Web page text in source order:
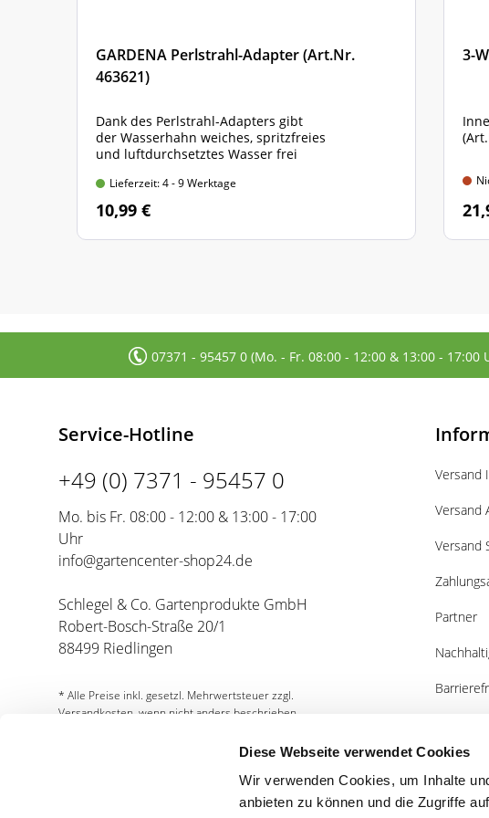
Diese Webseite verwendet Cookies
Wir verwenden Cookies, um Inhalte
anbieten zu können und die Zugriffe
GARDENA Perlstrahl-Adapter (Art.Nr.
463621)
Dank des Perlstrahl-Adapters gibt
der Wasserhahn weiches, spritzfreies
und luftdurchsetztes Wasser frei
Lieferzeit: 4 - 9 Werktage
10,99 €
3-
07371 - 95457 0 (Mo. - Fr. 08:00 - 12:00 & 13:00 - 17:00
Service-Hotline
+49 (0) 7371 - 95457 0
Mo. bis Fr. 08:00 - 12:00 & 13:00 - 17:00
Uhr
info@gartencenter-shop24.de
Schlegel & Co. Gartenprodukte GmbH
Robert-Bosch-Straße 20/1
88499 Riedlingen
* Alle Preise inkl. gesetzl. Mehrwertsteuer zzgl.
Versandkosten, wenn nicht anders beschrieben.
Versand
Versand
Versand
Partner